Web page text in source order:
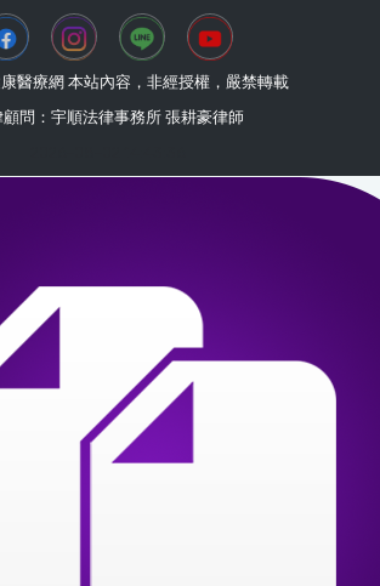
醫療網 本站內容，非經授權，嚴禁轉載
顧問：宇順法律事務所 張耕豪律師